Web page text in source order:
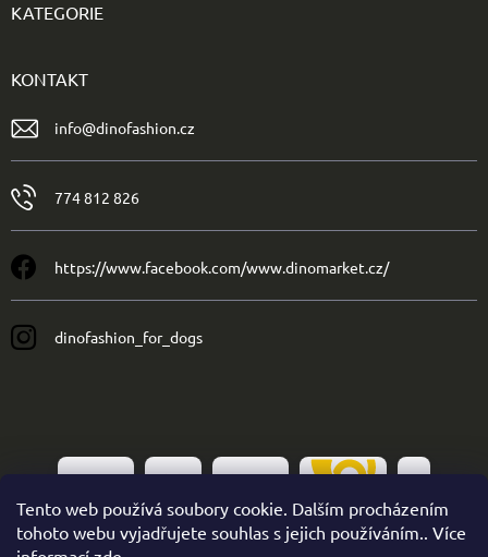
Tento web používá soubory cookie. Dalším procházením
tohoto webu vyjadřujete souhlas s jejich používáním.. Více
KATEGORIE
KONTAKT
info@dinofashion.cz
774 812 826
https://www.facebook.com/www.dinomarket.cz/
dinofashion_for_dogs